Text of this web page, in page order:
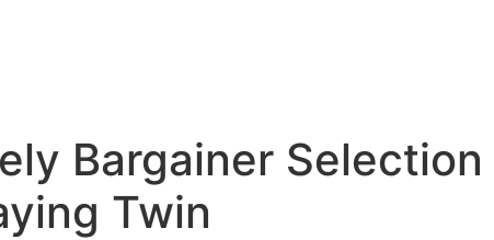
Bargainer
Twin